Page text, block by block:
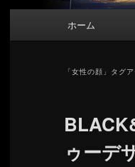
ホーム
「女性の顔 」タグ
ゥーデ